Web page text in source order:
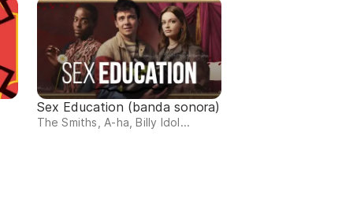
Sex Education (banda sonora)
The Smiths, A-ha, Billy Idol...